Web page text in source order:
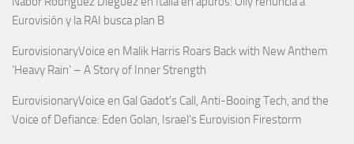
Eurovisión y la RAI busca plan B
EurovisionaryVoice en Malik Harris Roars Back with New Anthem
‘Heavy Rain’ – A Story of Inner Strength
EurovisionaryVoice en Gal Gadot’s Call, Anti-Booing Tech, and the
Voice of Defiance: Eden Golan, Israel’s Eurovision Firestorm